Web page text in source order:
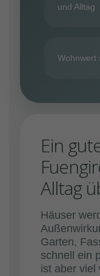
und Alltag
Wohnwert
Ein
Alltag
Häuser
Garten,
schnell ein
ist aber viel